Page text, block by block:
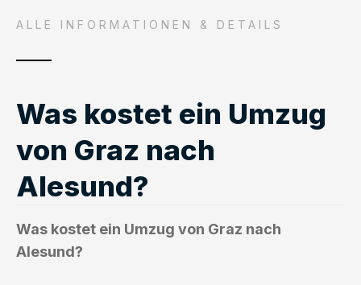
ALLE INFORMATIONEN & DETAILS
Was kostet ein Umzug
von Graz nach
Alesund?
Was kostet ein Umzug von Graz nach
Alesund?